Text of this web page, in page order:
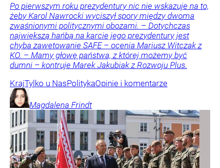
Po pierwszym roku prezydentury nic nie wskazuje na to,
żeby Karol Nawrocki wyciszył spory między dwoma
zwaśnionymi politycznymi obozami. – Dotychczas
największą hańbą na karcie jego prezydentury jest
chyba zawetowanie SAFE – ocenia Mariusz Witczak z
KO. – Mamy głowę państwa, z której możemy być
dumni – kontruje Marek Jakubiak z Rozwoju Plus.
KrajTylko u NasPolitykaOpinie i komentarze
Magdalena Frindt